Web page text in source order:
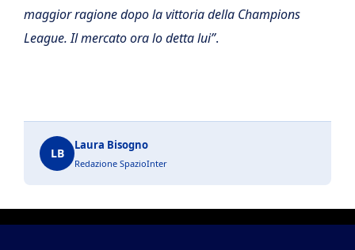
maggior ragione dopo la vittoria della Champions
League. Il mercato ora lo detta lui”.
LB
Laura Bisogno
Redazione SpazioInter